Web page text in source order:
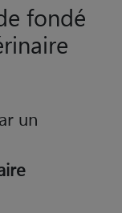
fondé
un